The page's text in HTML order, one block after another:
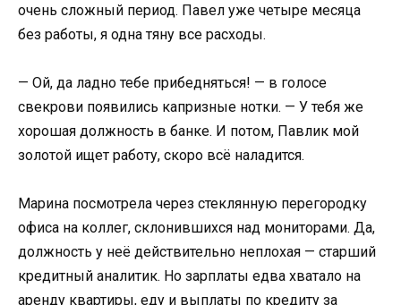
очень сложный период. Павел уже четыре месяца
без работы, я одна тяну все расходы.
— Ой, да ладно тебе прибедняться! — в голосе
свекрови появились капризные нотки. — У тебя же
хорошая должность в банке. И потом, Павлик мой
золотой ищет работу, скоро всё наладится.
Марина посмотрела через стеклянную перегородку
офиса на коллег, склонившихся над мониторами. Да,
должность у неё действительно неплохая — старший
кредитный аналитик. Но зарплаты едва хватало на
аренду квартиры, еду и выплаты по кредиту за